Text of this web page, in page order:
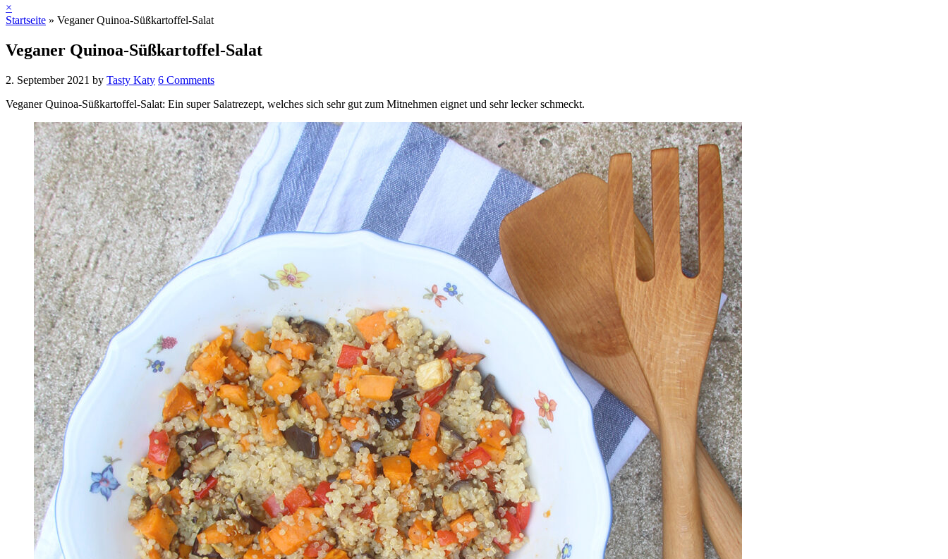
×
Startseite » Veganer Quinoa-Süßkartoffel-Salat
Veganer Quinoa-Süßkartoffel-Salat
2. September 2021 by Tasty Katy 6 Comments
Veganer Quinoa-Süßkartoffel-Salat: Ein super Salatrezept, welches sich sehr gut zum Mitnehmen eignet und sehr lecker schmeckt.